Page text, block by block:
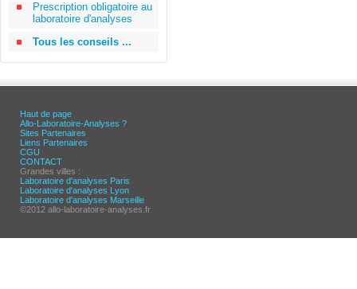
Prescription obligatoire au
laboratoire d'analyses
Tous les conseils ...
Haut de page
Allo-Laboratoire-Analyses ?
Sites Partenaires
Liens Partenaires
CGU
CONTACT
Grandes villes :
Laboratoire d'analyses Paris
Laboratoire d'analyses Lyon
Laboratoire d'analyses Marseille
©2012 allo-laboratoire-analyses.fr